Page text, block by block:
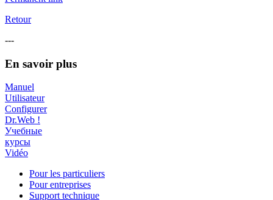
Retour
---
En savoir plus
Manuel
Utilisateur
Configurer
Dr.Web !
Учебные
курсы
Vidéo
Pour les particuliers
Pour entreprises
Support technique